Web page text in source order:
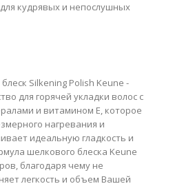
кудрявых и непослушных
Silkening Polish Keune -
для горячей укладки волос с
и витамином Е, которое
нагревания и
идеальную гладкость и
шелкового блеска Keune
благодаря чему не
легкость и объем Вашей